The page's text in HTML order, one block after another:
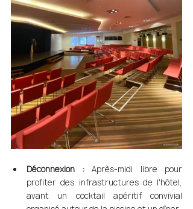
Déconnexion : Après-midi libre pour
profiter des infrastructures de l'hôtel,
avant un cocktail apéritif convivial